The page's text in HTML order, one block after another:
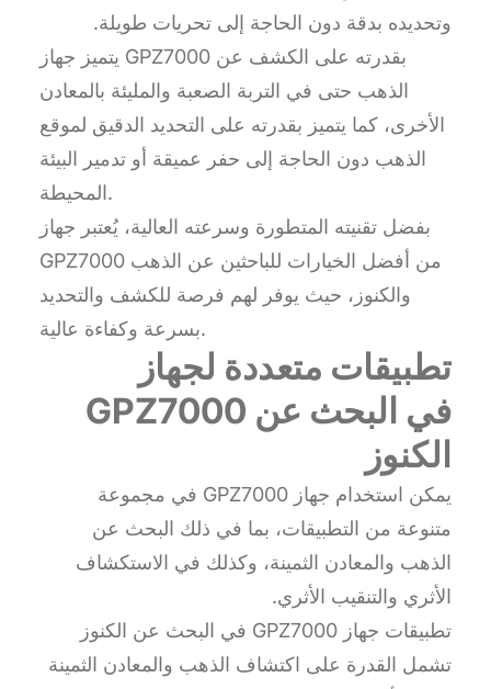
وتحديده بدقة دون الحاجة إلى تحريات طويلة.
يتميز جهاز GPZ7000 بقدرته على الكشف عن
الذهب حتى في التربة الصعبة والمليئة بالمعادن
الأخرى، كما يتميز بقدرته على التحديد الدقيق لموقع
الذهب دون الحاجة إلى حفر عميقة أو تدمير البيئة
المحيطة.
بفضل تقنيته المتطورة وسرعته العالية، يُعتبر جهاز
GPZ7000 من أفضل الخيارات للباحثين عن الذهب
والكنوز، حيث يوفر لهم فرصة للكشف والتحديد
بسرعة وكفاءة عالية.
تطبيقات متعددة لجهاز
GPZ7000 في البحث عن
الكنوز
يمكن استخدام جهاز GPZ7000 في مجموعة
متنوعة من التطبيقات، بما في ذلك البحث عن
الذهب والمعادن الثمينة، وكذلك في الاستكشاف
الأثري والتنقيب الأثري.
تطبيقات جهاز GPZ7000 في البحث عن الكنوز
تشمل القدرة على اكتشاف الذهب والمعادن الثمينة